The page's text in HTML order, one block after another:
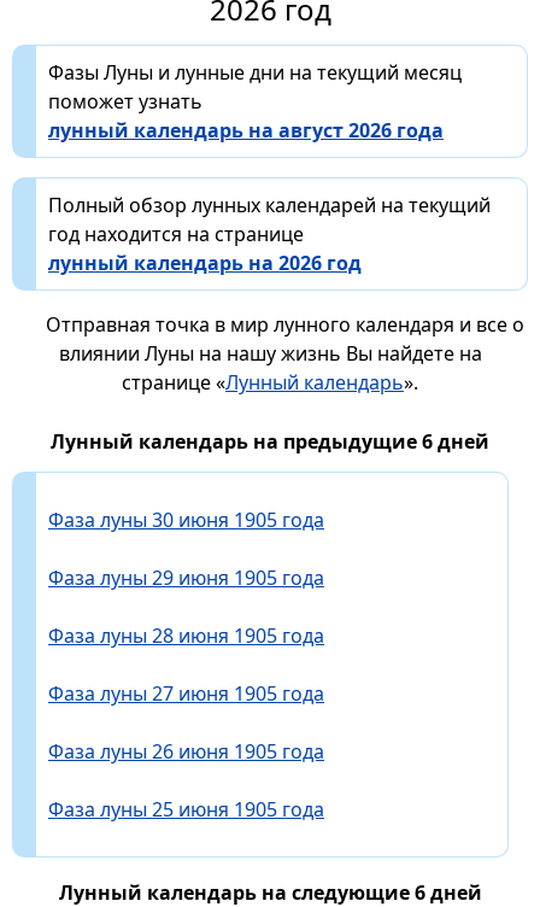
2026 год
Фазы Луны и лунные дни на текущий месяц
поможет узнать
лунный календарь на август 2026 года
Полный обзор лунных календарей на текущий
год находится на странице
лунный календарь на 2026 год
Отправная точка в мир лунного календаря и все о
влиянии Луны на нашу жизнь Вы найдете на
странице «Лунный календарь».
Лунный календарь на предыдущие 6 дней
Фаза луны 30 июня 1905 года
Фаза луны 29 июня 1905 года
Фаза луны 28 июня 1905 года
Фаза луны 27 июня 1905 года
Фаза луны 26 июня 1905 года
Фаза луны 25 июня 1905 года
Лунный календарь на следующие 6 дней